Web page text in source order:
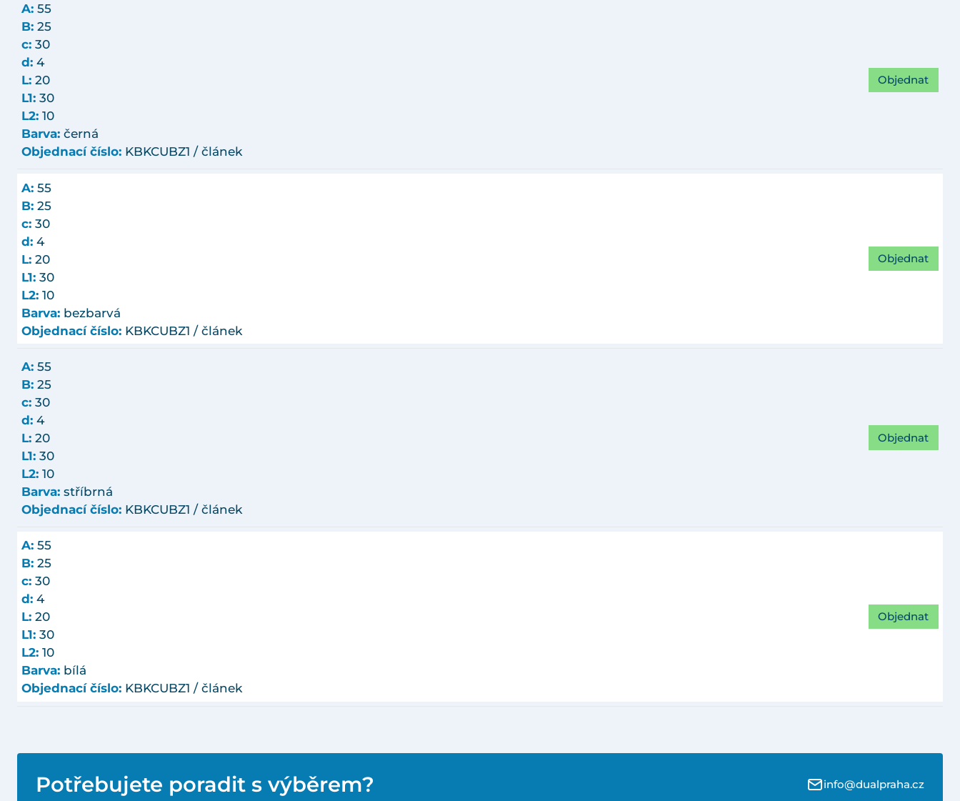
A: 55
B: 25
c: 30
d: 4
L: 20
L1: 30
L2: 10
Barva: černá
Objednací číslo: KBKCUBZ1 / článek
Objednat
A: 55
B: 25
c: 30
d: 4
L: 20
L1: 30
L2: 10
Barva: bezbarvá
Objednací číslo: KBKCUBZ1 / článek
Objednat
A: 55
B: 25
c: 30
d: 4
L: 20
L1: 30
L2: 10
Barva: stříbrná
Objednací číslo: KBKCUBZ1 / článek
Objednat
A: 55
B: 25
c: 30
d: 4
L: 20
L1: 30
L2: 10
Barva: bílá
Objednací číslo: KBKCUBZ1 / článek
Objednat
Potřebujete poradit s výběrem? info@dualpraha.cz